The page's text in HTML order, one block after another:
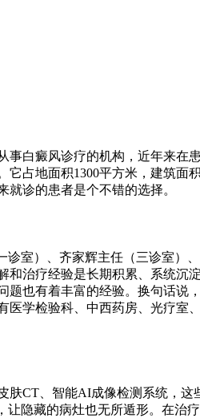
白癜风诊疗的机构，近年来在
占地面积1300平方米，建筑面
诊的患者是个不错的选择。
室）、齐家辉主任（三诊室）
治疗经验是长期积累、系统沉
也有着丰富的经验。换句话说
学检验科、中西药房、光疗室
CT、智能AI成像检测系统，这
隐藏的病灶也无所遁形。在治